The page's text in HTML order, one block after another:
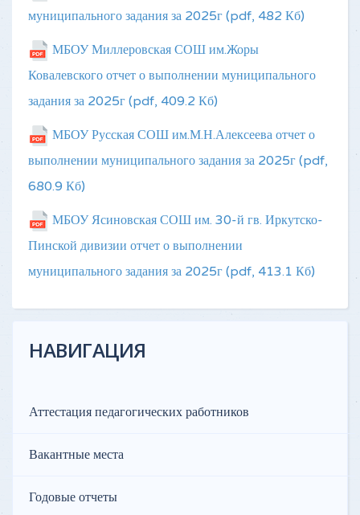
муниципального задания за 2025г (pdf, 482 Кб)
2F11F650075B29FB64AF03C38DE416956Подписан
МБОУ ЛЫСОГОРСКАЯ СОШtitle : ДИРЕКТОРgivenName : ИРИНА
НИКОЛАЕВНАДата подписания документа
МБОУ Миллеровская СОШ им.Жоры
Ковалевского отчет о выполнении муниципального
задания за 2025г (pdf, 409.2 Кб)
МБОУ Русская СОШ им.М.Н.Алексеева отчет о
выполнении муниципального задания за 2025г (pdf,
680.9 Кб)
МБОУ Ясиновская СОШ им. 30-й гв. Иркутско-
Пинской дивизии отчет о выполнении
муниципального задания за 2025г (pdf, 413.1 Кб)
НАВИГАЦИЯ
Аттестация педагогических работников
Вакантные места
Годовые отчеты